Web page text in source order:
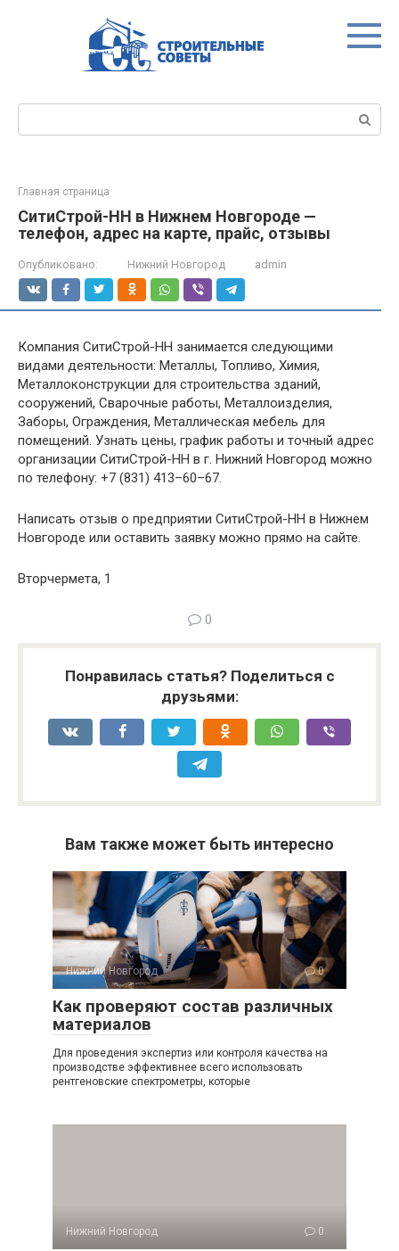
Главная страница
СитиСтрой-НН в Нижнем Новгороде —
телефон, адрес на карте, прайс, отзывы
Опубликовано: Нижний Новгород admin
Компания СитиСтрой-НН занимается следующими
видами деятельности: Металлы, Топливо, Химия,
Металлоконструкции для строительства зданий,
сооружений, Сварочные работы, Металлоизделия,
Заборы, Ограждения, Металлическая мебель для
помещений. Узнать цены, график работы и точный адрес
организации СитиСтрой-НН в г. Нижний Новгород можно
по телефону: +7 (831) 413–60–67.
Написать отзыв о предприятии СитиСтрой-НН в Нижнем
Новгороде или оставить заявку можно прямо на сайте.
Вторчермета, 1
0
Понравилась статья? Поделиться с
друзьями:
Вам также может быть интересно
Нижний Новгород 0
Как проверяют состав различных
материалов
Для проведения экспертиз или контроля качества на
производстве эффективнее всего использовать
рентгеновские спектрометры, которые
Нижний Новгород 0